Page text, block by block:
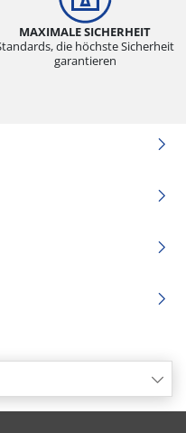
MAXIMALE SICHERHEIT
die höchste Sicherheit
garantieren